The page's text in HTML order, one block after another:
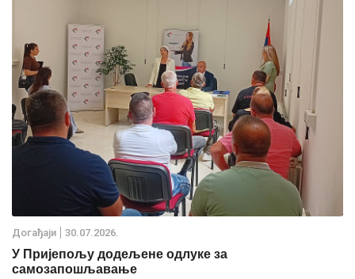
Дoгађаjи 30.07.2026.
У Пријепољу додељене одлуке за
самозапошљавање